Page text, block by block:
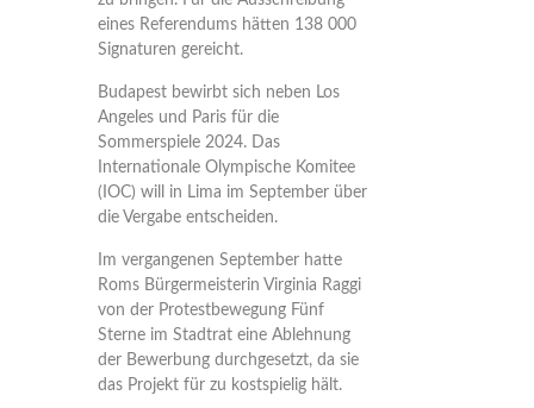
eines Referendums hätten 138 000
Signaturen gereicht.
Budapest bewirbt sich neben Los
Angeles und Paris für die
Sommerspiele 2024. Das
Internationale Olympische Komitee
(IOC) will in Lima im September über
die Vergabe entscheiden.
Im vergangenen September hatte
Roms Bürgermeisterin Virginia Raggi
von der Protestbewegung Fünf
Sterne im Stadtrat eine Ablehnung
der Bewerbung durchgesetzt, da sie
das Projekt für zu kostspielig hält.